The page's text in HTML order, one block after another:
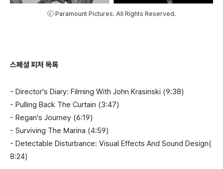
ⓒ Paramount Pictures. All Rights Reserved.
스페셜 피처 목록
- Director's Diary: Filming With John Krasinski (9:38)
- Pulling Back The Curtain (3:47)
- Regan's Journey (6:19)
- Surviving The Marina (4:59)
- Detectable Disturbance: Visual Effects And Sound Design(
8:24)